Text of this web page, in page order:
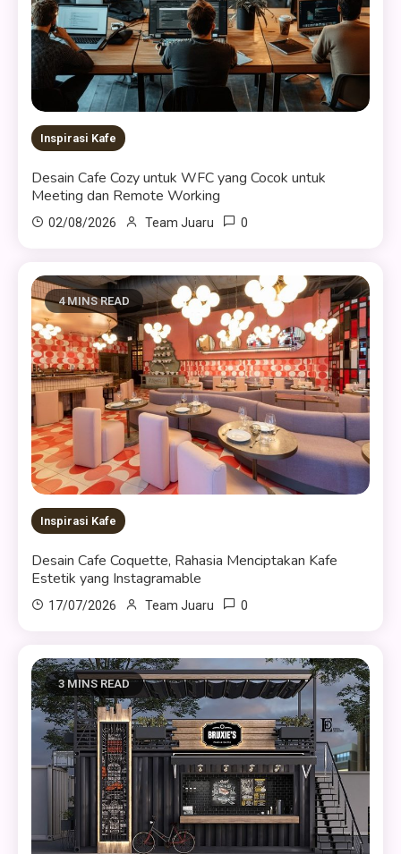
Inspirasi Kafe
Desain Cafe Cozy untuk WFC yang Cocok untuk
Meeting dan Remote Working
02/08/2026 Team Juaru 0
4 MINS READ
Inspirasi Kafe
Desain Cafe Coquette, Rahasia Menciptakan Kafe
Estetik yang Instagramable
17/07/2026 Team Juaru 0
3 MINS READ